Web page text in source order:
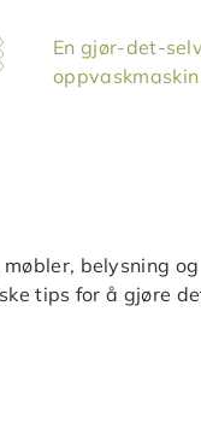
En gjør-det-
belysning og
tips for å gjøre